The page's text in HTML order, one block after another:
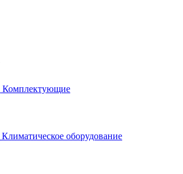
Комплектующие
Климатическое оборудование